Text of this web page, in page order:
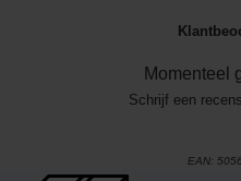
Momenteel
Schrijf een
EAN: